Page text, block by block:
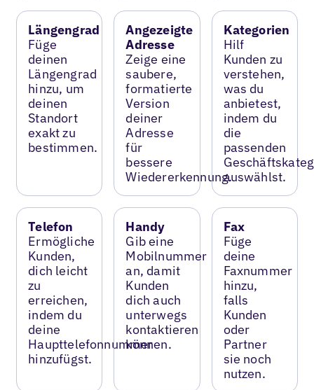
Längengrad
Füge
deinen
Längengrad
hinzu, um
deinen
Standort
exakt zu
bestimmen.
Angezeigte
Adresse
Zeige eine
saubere,
formatierte
Version
deiner
Adresse
für
bessere
Wiedererkennung.
Kategorien
Hilf
Kunden zu
verstehen,
was du
anbietest,
indem du
die
passenden
auswählst.
Telefon
Ermögliche
Kunden,
dich leicht
zu
erreichen,
indem du
deine
Haupttelefonnummer
hinzufügst.
Handy
Gib eine
Mobilnummer
an, damit
Kunden
dich auch
unterwegs
kontaktieren
können.
Fax
Füge
deine
Faxnummer
hinzu,
falls
Kunden
oder
Partner
sie noch
nutzen.